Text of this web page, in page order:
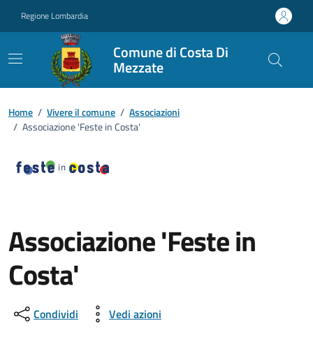
Regione Lombardia
Comune di Costa Di
Mezzate
Home / Vivere il comune / Associazioni
/ Associazione 'Feste in Costa'
Associazione 'Feste in
Costa'
Condividi Vedi azioni